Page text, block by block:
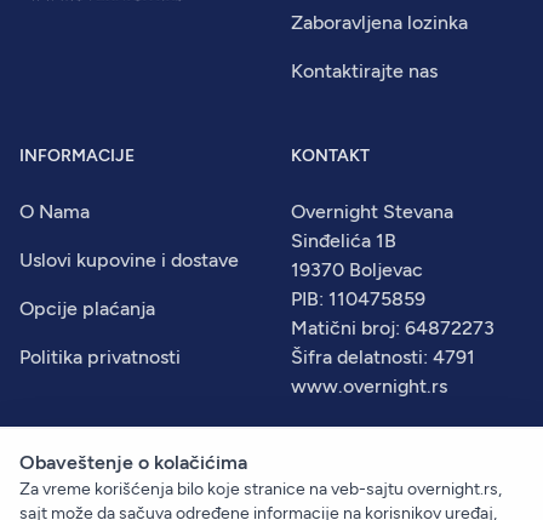
Zaboravljena lozinka
Kontaktirajte nas
INFORMACIJE
O Nama
Uslovi kupovine i dostave
Opcije plaćanja
Politika privatnosti
KONTAKT
Overnight Stevana
Sinđelića 1B
19370 Boljevac
PIB: 110475859
Matični broj: 64872273
Šifra delatnosti: 4791
www.overnight.rs
© 2026Overnight. Sva prava zadržana.
Obaveštenje o kolačićima
Za vreme korišćenja bilo koje stranice na veb-sajtu overnight.rs,
sajt može da sačuva određene informacije na korisnikov uređaj,